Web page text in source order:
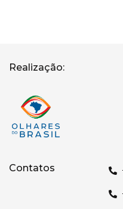
Realização:
Contatos